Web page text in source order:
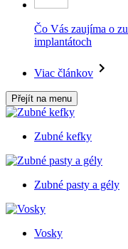
Čo Vás zaujíma o
implantátoch
Viac článkov
Přejít na menu
Zubné kefky
Zubné pasty a gély
Vosky